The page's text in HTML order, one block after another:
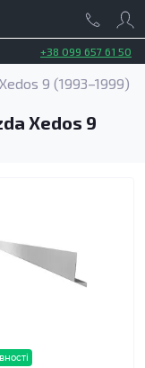
+38 099 657 61 50
Xedos 9 (1993–1999)
Xedos 9